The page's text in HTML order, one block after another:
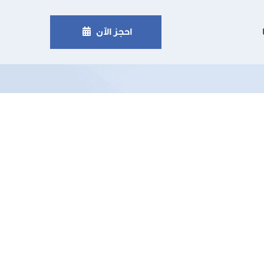
احجز الآن 